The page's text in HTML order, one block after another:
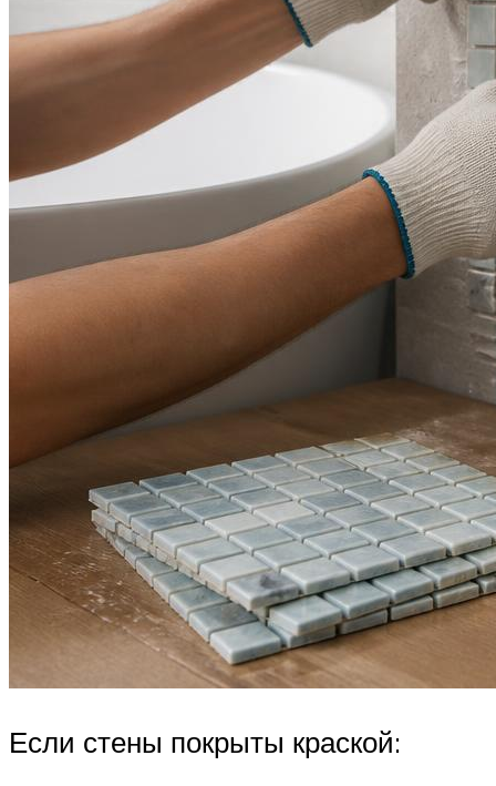
Если стены покрыты краской: